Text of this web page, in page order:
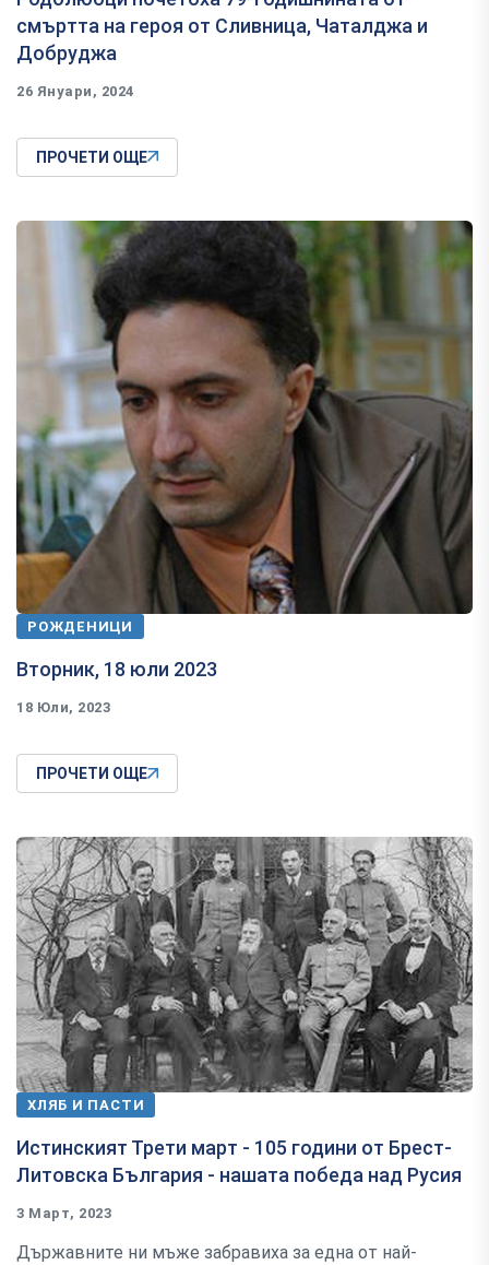
смъртта на героя от Сливница, Чаталджа и
Добруджа
26 Януари, 2024
ПРОЧЕТИ ОЩЕ
РОЖДЕНИЦИ
Вторник, 18 юли 2023
18 Юли, 2023
ПРОЧЕТИ ОЩЕ
ХЛЯБ И ПАСТИ
Истинският Трети март - 105 години от Брест-
Литовска България - нашата победа над Русия
3 Март, 2023
Държавните ни мъже забравиха за една от най-